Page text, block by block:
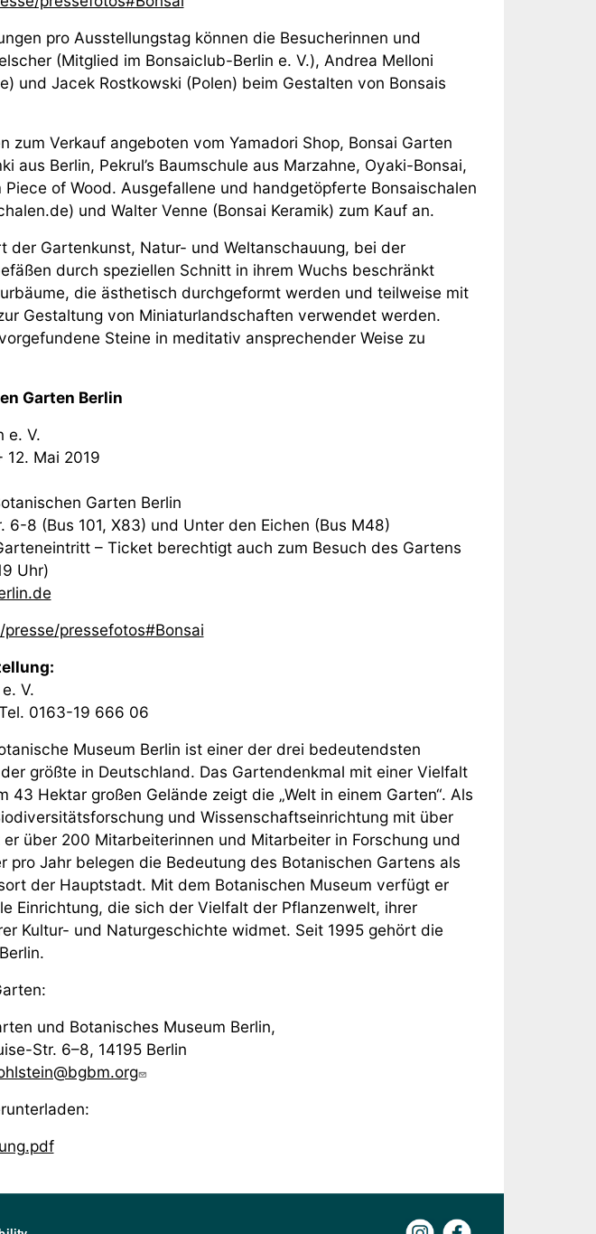
pro Ausstellungstag können die Besucherinnen und
(Mitglied im Bonsaiclub-Berlin e. V.), Andrea Melloni
und Jacek Rostkowski (Polen) beim Gestalten von Bonsais
zum Verkauf angeboten vom Yamadori Shop, Bonsai Garten
aus Berlin, Pekrul’s Baumschule aus Marzahne, Oyaki-Bonsai,
of Wood. Ausgefallene und handgetöpferte Bonsaischalen
und Walter Venne (Bonsai Keramik) zum Kauf an.
der Gartenkunst, Natur- und Weltanschauung, bei der
durch speziellen Schnitt in ihrem Wuchs beschränkt
die ästhetisch durchgeformt werden und teilweise mit
Gestaltung von Miniaturlandschaften verwendet werden.
Steine in meditativ ansprechender Weise zu
Garten Berlin
e. V.
12. Mai 2019
Garten Berlin
8 (Bus 101, X83) und Unter den Eichen (Bus M48)
– Ticket berechtigt auch zum Besuch des Gartens
Uhr)
pressefotos#Bonsai
V.
0163-19 666 06
Museum Berlin ist einer der drei bedeutendsten
größte in Deutschland. Das Gartendenkmal mit einer Vielfalt
Hektar großen Gelände zeigt die „Welt in einem Garten“. Als
und Wissenschaftseinrichtung mit über
über 200 Mitarbeiterinnen und Mitarbeiter in Forschung und
pro Jahr belegen die Bedeutung des Botanischen Gartens als
der Hauptstadt. Mit dem Botanischen Museum verfügt er
Einrichtung, die sich der Vielfalt der Pflanzenwelt, ihrer
Kultur- und Naturgeschichte widmet. Seit 1995 gehört die
und Botanisches Museum Berlin,
Str. 6–8, 14195 Berlin
Instagram